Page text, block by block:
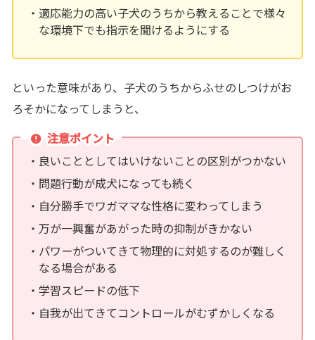
適応能力の高い子犬のうちから教えることで様々
な環境下でも指示を聞けるようにする
といった意味があり、子犬のうちからふせのしつけがお
ろそかになってしまうと、
注意ポイント
良いこととしてはいけないことの区別がつかない
問題行動が成犬になっても続く
自分勝手でワガママな性格に変わってしまう
万が一興奮があがった時の抑制がきかない
パワーがついてきて物理的に対処するのが難しく
なる場合がある
学習スピードの低下
自我が出てきてコントロールがむずかしくなる